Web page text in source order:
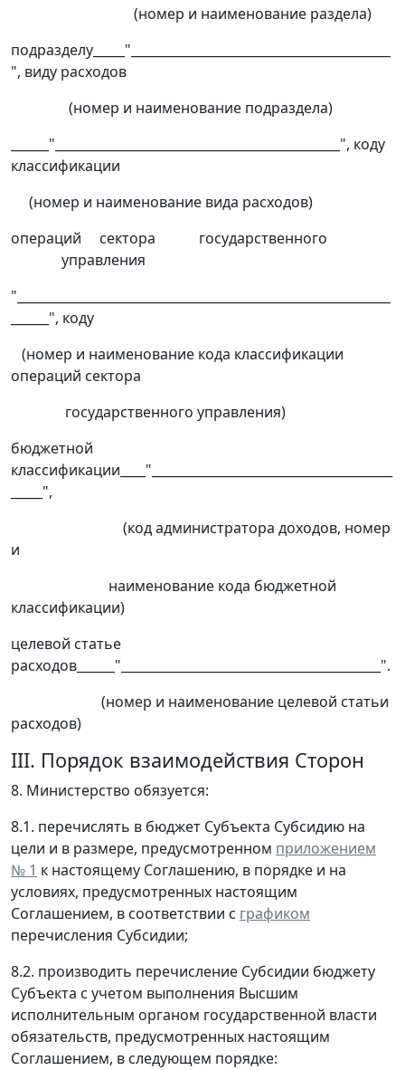
(номер и наименование раздела)
подразделу_____"_________________________________________
", виду расходов
(номер и наименование подраздела)
______"_____________________________________________", коду
классификации
(номер и наименование вида расходов)
операций сектора государственного
управления
"___________________________________________________________
______", коду
(номер и наименование кода классификации
операций сектора
государственного управления)
бюджетной
классификации____"______________________________________
_____",
(код администратора доходов, номер
и
наименование кода бюджетной
классификации)
целевой статье
расходов______"_________________________________________".
(номер и наименование целевой статьи
расходов)
III. Порядок взаимодействия Сторон
8. Министерство обязуется:
8.1. перечислять в бюджет Субъекта Субсидию на
цели и в размере, предусмотренном приложением
№ 1 к настоящему Соглашению, в порядке и на
условиях, предусмотренных настоящим
Соглашением, в соответствии с графиком
перечисления Субсидии;
8.2. производить перечисление Субсидии бюджету
Субъекта с учетом выполнения Высшим
исполнительным органом государственной власти
обязательств, предусмотренных настоящим
Соглашением, в следующем порядке: